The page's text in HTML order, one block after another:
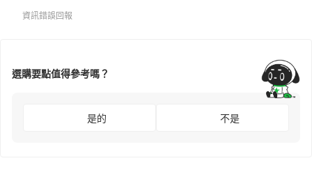
資訊錯誤回報
選購要點值得參考嗎？
是的 不是